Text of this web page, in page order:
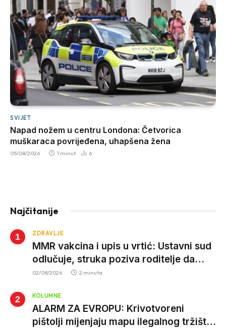
SVIJET
Napad nožem u centru Londona: Četvorica
muškaraca povrijeđena, uhapšena žena
05/08/2026 1 minut 6
Najčitanije
ZDRAVLJE
MMR vakcina i upis u vrtić: Ustavni sud
odlučuje, struka poziva roditelje da
vjeruju nauci
02/08/2026 2 minuta
KOLUMNE
ALARM ZA EVROPU: Krivotvoreni
pištolji mijenjaju mapu ilegalnog tržišta,